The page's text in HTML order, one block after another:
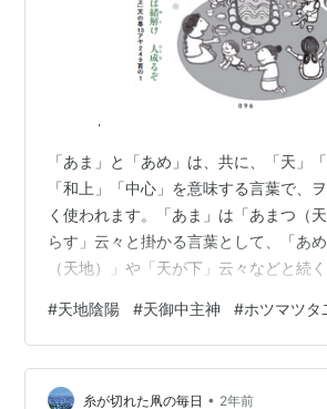
「あま」と「あめ」は、共に、「天」
「和上」「中心」を意味する言葉で、
く使われます。「あま」は「あまつ（
らす」云々と掛かる言葉として、「あ
（天地）」や「天が下」云々などと続
ある「あめ」に、明確な区別があるかと
昧としてつかみ所がありません。この
り下げてみたいのですが、興味深い点
げておきましょう。 ①「天地」という
#天地陰陽 #天御中主神 #ホツマツタ
糸が切れた凧の毎日 • 2年前